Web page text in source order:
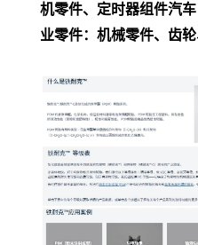
机零件、定时器组件汽
业零件：机械零件、齿